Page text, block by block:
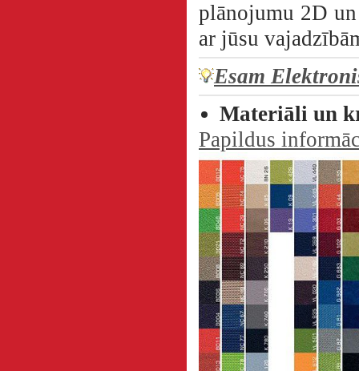
plānojumu 2D
ar jūsu
Esam
Materiāli un
Papildus